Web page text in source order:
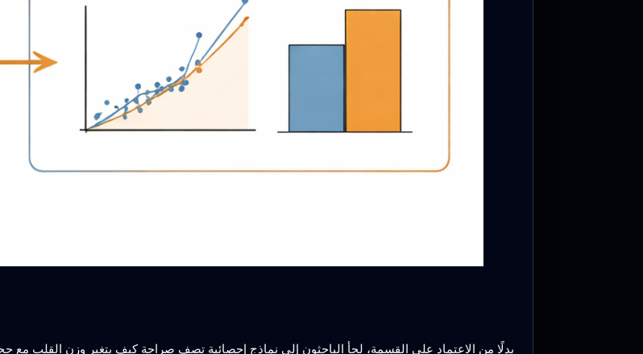
بدلًا من الاعتماد على القسمة، لجأ الباحثون إلى نماذج إحصائية تصف صراحة كيف يتغير وزن القلب مع